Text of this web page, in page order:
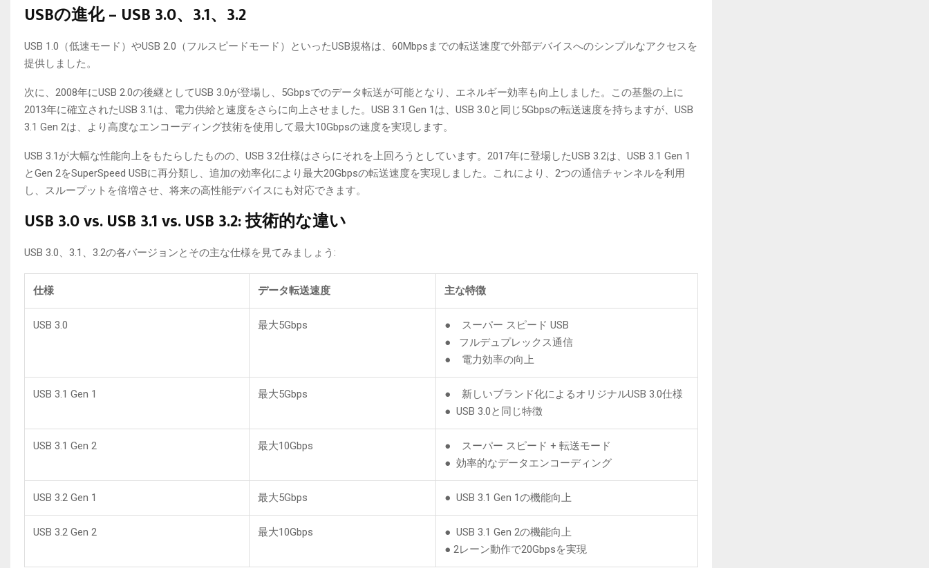
USBの進化 – USB 3.0、3.1、3.2
USB 1.0（低速モード）やUSB 2.0（フルスピードモード）といったUSB規格は、60Mbpsまでの転送速度で外部デバイスへのシンプルなアクセスを
提供しました。
次に、2008年にUSB 2.0の後継としてUSB 3.0が登場し、5Gbpsでのデータ転送が可能となり、エネルギー効率も向上しました。この基盤の上に
2013年に確立されたUSB 3.1は、電力供給と速度をさらに向上させました。USB 3.1 Gen 1は、USB 3.0と同じ5Gbpsの転送速度を持ちますが、USB
3.1 Gen 2は、より高度なエンコーディング技術を使用して最大10Gbpsの速度を実現します。
USB 3.1が大幅な性能向上をもたらしたものの、USB 3.2仕様はさらにそれを上回ろうとしています。2017年に登場したUSB 3.2は、USB 3.1 Gen 1
とGen 2をSuperSpeed USBに再分類し、追加の効率化により最大20Gbpsの転送速度を実現しました。これにより、2つの通信チャンネルを利用
し、スループットを倍増させ、将来の高性能デバイスにも対応できます。
USB 3.0 vs. USB 3.1 vs. USB 3.2: 技術的な違い
USB 3.0、3.1、3.2の各バージョンとその主な仕様を見てみましょう:
仕様 データ転送速度 主な特徴
USB 3.0 最大5Gbps
● スーパー スピード USB
● フルデュプレックス通信
● 電力効率の向上
USB 3.1 Gen 1 最大5Gbps
● 新しいブランド化によるオリジナルUSB 3.0仕様
● USB 3.0と同じ特徴
USB 3.1 Gen 2 最大10Gbps
● スーパー スピード + 転送モード
● 効率的なデータエンコーディング
USB 3.2 Gen 1 最大5Gbps ● USB 3.1 Gen 1の機能向上
USB 3.2 Gen 2 最大10Gbps
● USB 3.1 Gen 2の機能向上
● 2レーン動作で20Gbpsを実現